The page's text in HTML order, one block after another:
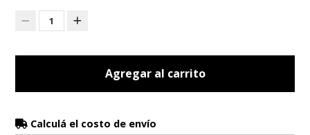
1
Agregar al carrito
Calculá el costo de envío